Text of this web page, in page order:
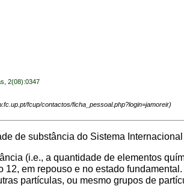
2(08):0347
de substância do Sistema
(i.e., a quantidade de elementos
12, em repouso e no estado
partículas, ou mesmo grupos de